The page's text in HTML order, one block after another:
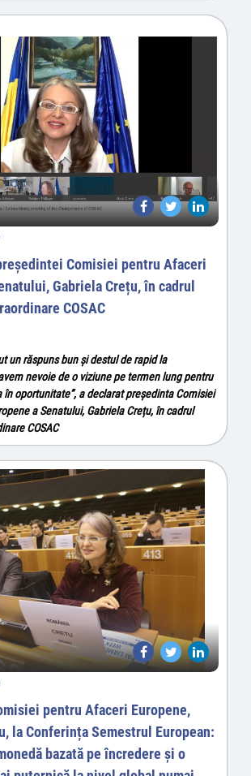
Comisiei pentru Afaceri
Gabriela Crețu, în cadrul
COSAC
un răspuns bun și destul de rapid la
nevoie de o viziune pe termen lung pentru
în oportunitate”, a declarat președinta Comisiei
a Senatului, Gabriela Crețu, în cadrul
COSAC
pentru Afaceri Europene,
la Conferința Semestrul European:
bazată pe încredere și o